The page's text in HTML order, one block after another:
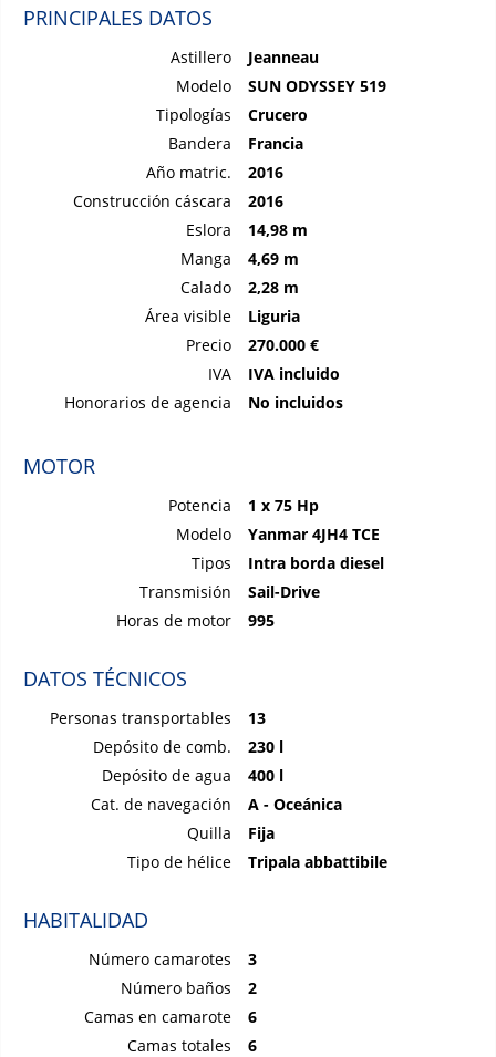
PRINCIPALES DATOS
Astillero
Jeanneau
Modelo
SUN ODYSSEY 519
Tipologías
Crucero
Bandera
Francia
Año matric.
2016
Construcción cáscara
2016
Eslora
14,98 m
Manga
4,69 m
Calado
2,28 m
Área visible
Liguria
Precio
270.000 €
IVA
IVA incluido
Honorarios de agencia
No incluidos
MOTOR
Potencia
1 x 75 Hp
Modelo
Yanmar 4JH4 TCE
Tipos
Intra borda diesel
Transmisión
Sail-Drive
Horas de motor
995
DATOS TÉCNICOS
Personas transportables
13
Depósito de comb.
230 l
Depósito de agua
400 l
Cat. de navegación
A - Oceánica
Quilla
Fija
Tipo de hélice
Tripala abbattibile
HABITALIDAD
Número camarotes
3
Número baños
2
Camas en camarote
6
Camas totales
6